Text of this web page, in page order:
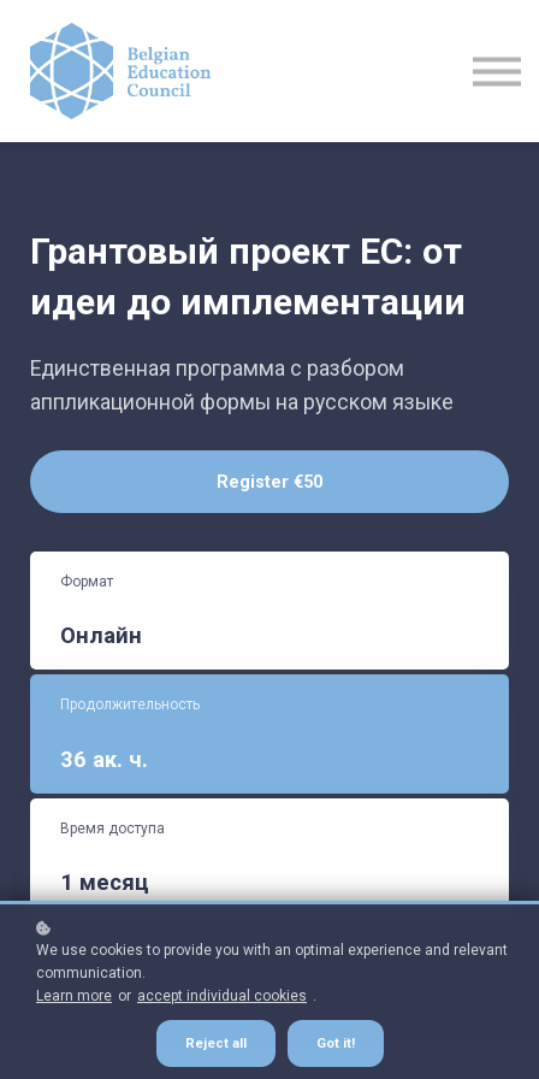
Грантовый проект ЕС: от
идеи до имплементации
Единственная программа с разбором
аппликационной формы на русском языке
Register €50
Формат
Онлайн
Продолжительность
36 ак. ч.
Время доступа
1 месяц
We use cookies to provide you with an optimal experience and relevant
communication.
Learn more or accept individual cookies .
Reject all Got it!